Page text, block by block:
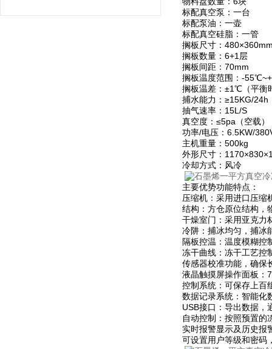
标配真空泵：一台
标配泵油：一壶
标配真空硅脂：一管
搁板尺寸：
搁板数量：6+1层
搁板间距：70mm
搁板温度范围：-
搁板温差：±1℃（平衡
捕水能力：≥15KG/24h
抽气速率：15L/S
真空度：≤5pa（空载）
功率/电压：6.5KW/
主机重量：500kg
外形尺寸：
冷却方式：风冷
主要优势功能特点：
压缩机：采用进口压缩
结构：方仓原位结构，
干燥室门：采用亚克力
冷阱：捕冰均匀，捕冰
隔板控温：温度模糊控
冻干曲线：冻干工艺控
传感器校准功能，确保
液晶触摸屏操作面板：
控制系统：可保存上百
数据记录系统：智能化
USB接口：导出数据，
自动控制：按照预置的
实时报警显示及历史报
可设置用户等级和密码